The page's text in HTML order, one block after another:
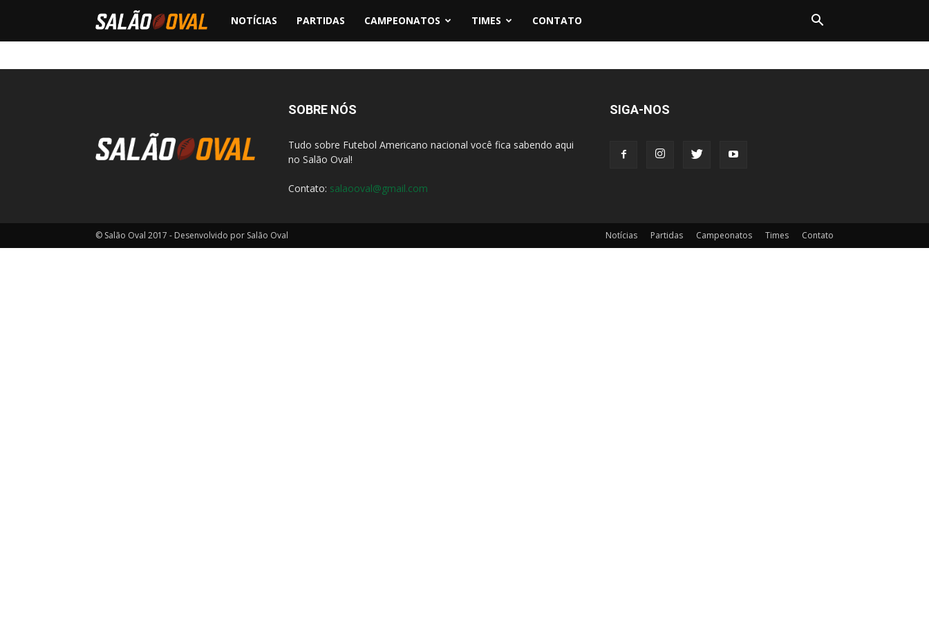
Salão
NOTÍCIAS PARTIDAS CAMPEONATOS TIMES CONTATO
SOBRE NÓS
Tudo sobre Futebol Americano nacional você fica sabendo aqui
no Salão Oval!
Contato: salaooval@gmail.com
SIGA-NOS
Notícias Partidas Campeonatos Times Contato
© Salão Oval 2017 - Desenvolvido por Salão Oval